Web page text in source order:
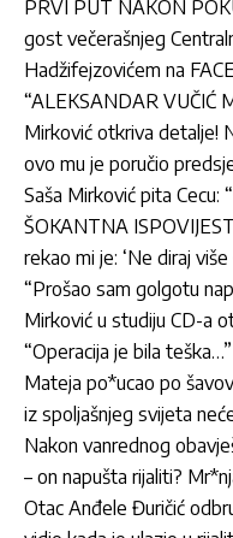
PRVI PUT NAKON
gost večerašnjeg
Hadžifejzovićem na
“ALEKSANDAR VUČIĆ
Mirković otkriva detalje!
ovo mu je poručio
Saša Mirković pita Cecu:
ŠOKANTNA
rekao mi je: ‘Ne diraj više
“Prošao sam golgotu
Mirković u studiju CD-a
“Operacija je bila teška…”
Mateja po*ucao po
iz spoljašnjeg svijeta
Nakon vanrednog
– on napušta rijaliti?
Otac Anđele Đuričić